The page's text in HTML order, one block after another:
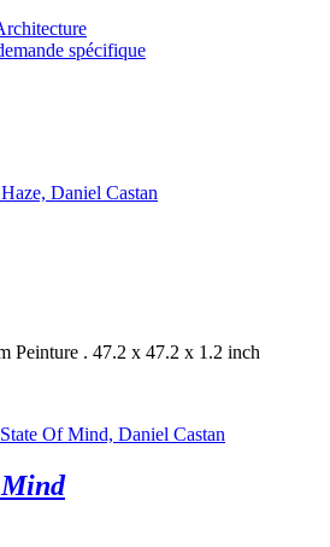
spécifique
Peinture . 47.2 x 47.2 x 1.2 inch